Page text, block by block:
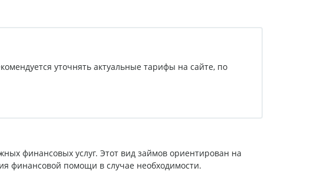
уточнять актуальные тарифы на сайте, по
финансовых услуг. Этот вид займов ориентирован на
финансовой помощи в случае необходимости.